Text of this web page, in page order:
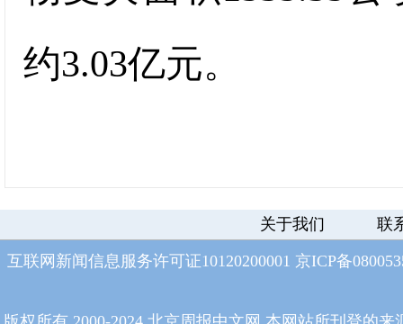
约3.03亿元。
关于我们 联
互联网新闻信息服务许可证10120200001 京ICP备